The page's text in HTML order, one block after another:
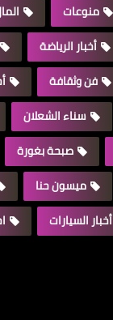
منوعات
أخبار الرياضة
فن وثقافة
سناء الشعلان
صبحة بغورة
ميسون حنا
أخبار السيارات